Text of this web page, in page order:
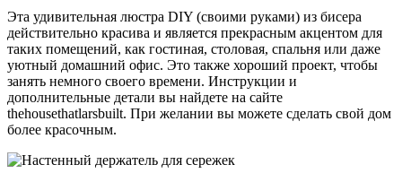
Эта удивительная люстра DIY (своими руками) из бисера
действительно красива и является прекрасным акцентом для
таких помещений, как гостиная, столовая, спальня или даже
уютный домашний офис. Это также хороший проект, чтобы
занять немного своего времени. Инструкции и
дополнительные детали вы найдете на сайте
thehousethatlarsbuilt. При желании вы можете сделать свой дом
более красочным.